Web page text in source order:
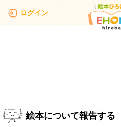
ログイン
絵本について報告する